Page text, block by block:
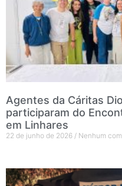
Agentes da Cáritas
participaram do
em Linhares
22 de junho de 2026 Nenhum